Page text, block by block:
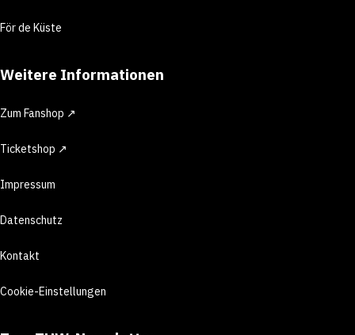
För de Küste
Weitere Informationen
Zum Fanshop ↗
Ticketshop ↗
Impressum
Datenschutz
Kontakt
Cookie-Einstellungen